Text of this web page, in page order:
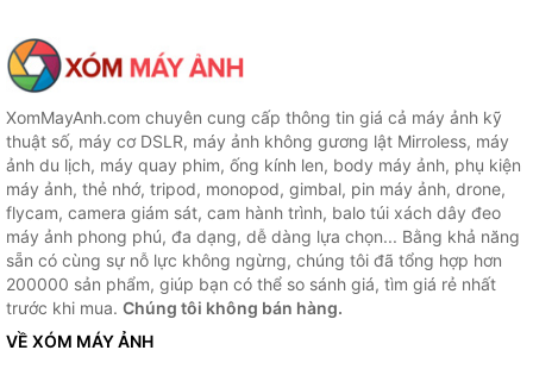
XomMayAnh.com chuyên cung cấp thông tin giá cả máy ảnh kỹ
thuật số, máy cơ DSLR, máy ảnh không gương lật Mirroless, máy
ảnh du lịch, máy quay phim, ống kính len, body máy ảnh, phụ kiện
máy ảnh, thẻ nhớ, tripod, monopod, gimbal, pin máy ảnh, drone,
flycam, camera giám sát, cam hành trình, balo túi xách dây đeo
máy ảnh phong phú, đa dạng, dễ dàng lựa chọn... Bằng khả năng
sẵn có cùng sự nỗ lực không ngừng, chúng tôi đã tổng hợp hơn
200000 sản phẩm, giúp bạn có thể so sánh giá, tìm giá rẻ nhất
trước khi mua. Chúng tôi không bán hàng.
VỀ XÓM MÁY ẢNH